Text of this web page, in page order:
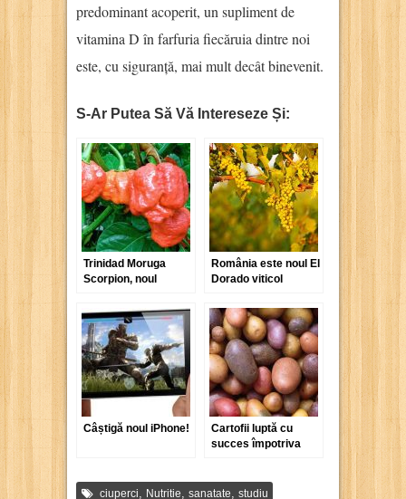
predominant acoperit, un supliment de
vitamina D în farfuria fiecăruia dintre noi
este, cu siguranță, mai mult decât binevenit.
S-Ar Putea Să Vă Intereseze Și:
Trinidad Moruga
Scorpion, noul
categoriei „Cel mai
iute ardei iute”
România este noul El
Dorado viticol
Câștigă noul iPhone!
Cartofii luptă cu
succes împotriva
ciuperci
Nutritie sanatate studiu